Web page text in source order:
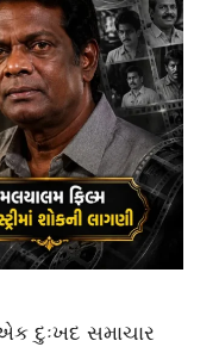
દુઃખદ સમાચાર